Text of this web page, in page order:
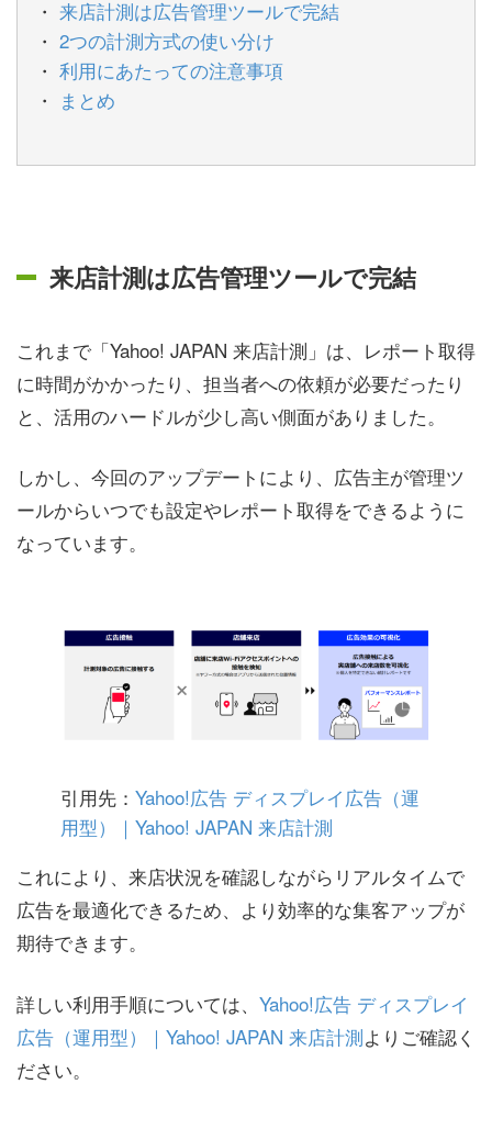
来店計測は広告管理ツールで完結
2つの計測方式の使い分け
利用にあたっての注意事項
まとめ
来店計測は広告管理ツールで完結
これまで「Yahoo! JAPAN 来店計測」は、レポート取得
に時間がかかったり、担当者への依頼が必要だったり
と、活用のハードルが少し高い側面がありました。
しかし、今回のアップデートにより、広告主が管理ツ
ールからいつでも設定やレポート取得をできるように
なっています。
引用先： Yahoo!広告 ディスプレイ広告（運
用型）｜Yahoo! JAPAN 来店計測
これにより、来店状況を確認しながらリアルタイムで
広告を最適化できるため、より効率的な集客アップが
期待できます。
詳しい利用手順については、 Yahoo!広告 ディスプレイ
広告（運用型）｜Yahoo! JAPAN 来店計測よりご確認く
ださい。